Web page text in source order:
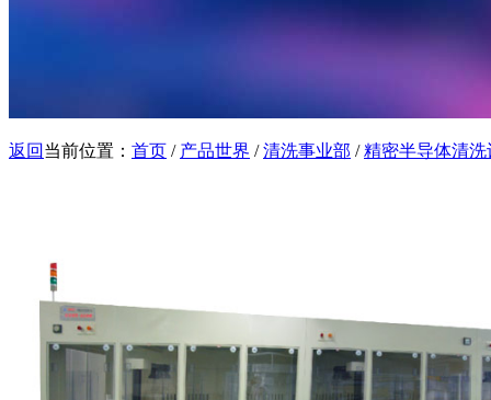
返回 当前位置： 首页 / 产品世界 /清洗事业部 /精密半导体清洗